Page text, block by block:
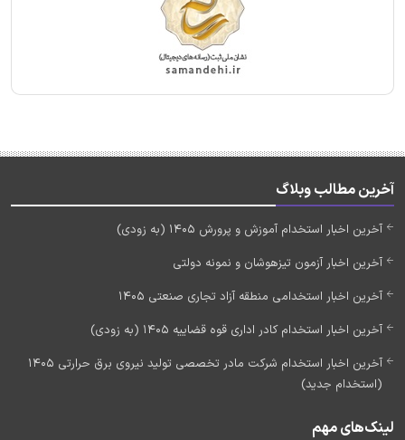
آخرین مطالب وبلاگ
آخرین اخبار استخدام آموزش و پرورش 1405 (به زودی)
آخرین اخبار آزمون تیزهوشان و نمونه دولتی
آخرین اخبار استخدامی منطقه آزاد تجاری صنعتی 1405
آخرین اخبار استخدام کادر اداری قوه قضاییه 1405 (به زودی)
آخرین اخبار استخدام شرکت مادر تخصصی تولید نیروی برق حرارتی 1405
(استخدام جدید)
لینک‌های مهم